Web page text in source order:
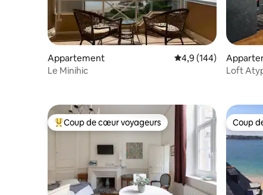
Appartement Évaluation moyenne
4,9 (144)
Le Minihic
Loft
Coups de cœur voyageurs les plus appréciés
Coup de cœur voyageurs Coup
Coup